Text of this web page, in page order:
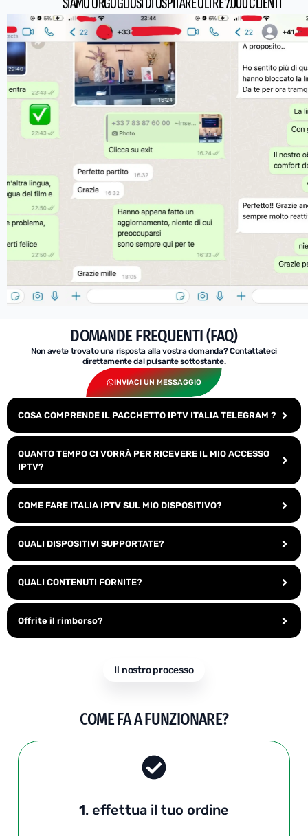
DOMANDE FREQUENTI (FAQ)
Non avete trovato una risposta alla vostra domanda? Contattateci
direttamente dal pulsante sottostante.
INVIACI UN MESSAGGIO
COSA COMPRENDE IL PACCHETTO IPTV ITALIA TELEGRAM ?
QUANTO TEMPO CI VORRÀ PER RICEVERE IL MIO ACCESSO
IPTV?
COME FARE ITALIA IPTV SUL MIO DISPOSITIVO?
QUALI DISPOSITIVI SUPPORTATE?
QUALI CONTENUTI FORNITE?
Offrite il rimborso?
Il nostro processo
COME FA A FUNZIONARE?
1. effettua il tuo ordine